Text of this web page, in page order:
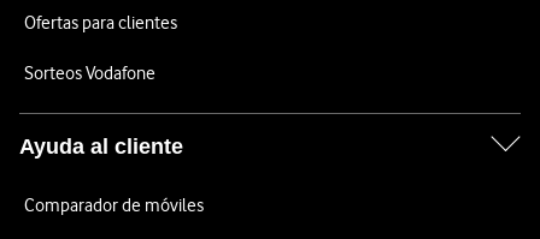
Ofertas para clientes
Sorteos Vodafone
Ayuda al cliente
Comparador de móviles